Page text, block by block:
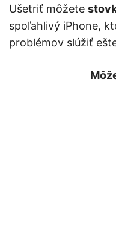
Ušetriť môžete
spoľahlivý iPhone,
problémov slúžiť